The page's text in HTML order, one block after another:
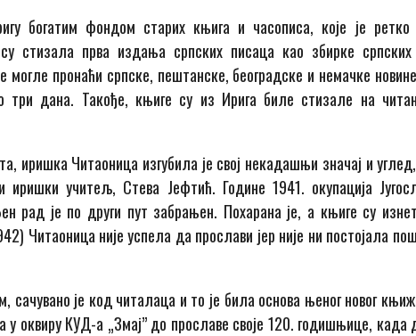
богатим фондом старих књига и часописа, које је
стизала прва издања српских писаца као збирке српских
могле пронаћи српске, пештанске, београдске и немачке
дана. Такође, књиге су из Ирига биле стизале на
иришка Читаоница изгубила је свој некадашњи значај и углед,
учитељ, Стева Јефтић. Године 1941. окупација
рад је по други пут забрањен. Похарана је, а књиге су
Читаоница није успела да прослави јер није ни постојала
сачувано је код читалаца и то је била основа њеног новог
оквиру КУД-а „Змај” до прославе своје 120. годишњице, када